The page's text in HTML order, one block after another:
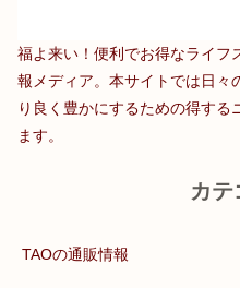
福よ来い！便利でお得なライフ
報メディア。本サイトでは日々
り良く豊かにするための得す
ます。
カテ
TAOの通販情報